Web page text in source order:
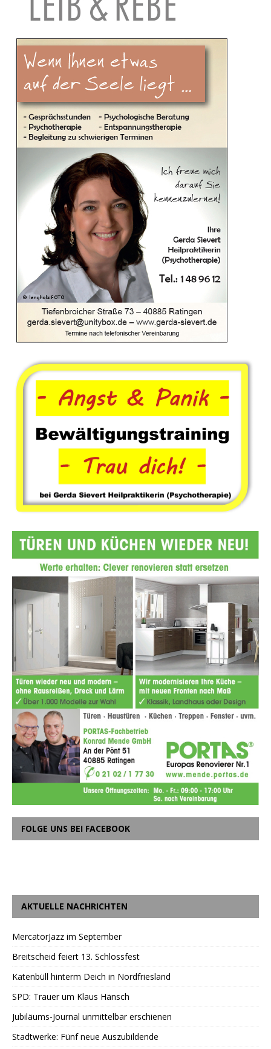
FOLGE UNS BEI FACEBOOK
AKTUELLE NACHRICHTEN
MercatorJazz im September
Breitscheid feiert 13. Schlossfest
Katenbüll hinterm Deich in Nordfriesland
SPD: Trauer um Klaus Hänsch
Jubiläums-Journal unmittelbar erschienen
Stadtwerke: Fünf neue Auszubildende